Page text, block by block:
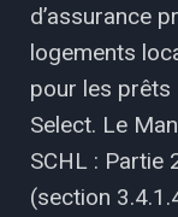
d’assurance
logements
pour les prêts
Select. Le
SCHL : Partie
(section